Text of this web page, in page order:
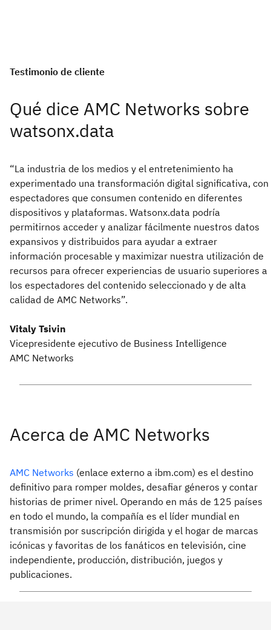
Testimonio de cliente
Qué dice AMC Networks sobre
watsonx.data
“La industria de los medios y el entretenimiento ha
experimentado una transformación digital significativa, con
espectadores que consumen contenido en diferentes
dispositivos y plataformas. Watsonx.data podría
permitirnos acceder y analizar fácilmente nuestros datos
expansivos y distribuidos para ayudar a extraer
información procesable y maximizar nuestra utilización de
recursos para ofrecer experiencias de usuario superiores a
los espectadores del contenido seleccionado y de alta
calidad de AMC Networks”.
Vitaly Tsivin
Vicepresidente ejecutivo de Business Intelligence
AMC Networks
Acerca de AMC Networks
AMC Networks (enlace externo a ibm.com) es el destino
definitivo para romper moldes, desafiar géneros y contar
historias de primer nivel. Operando en más de 125 países
en todo el mundo, la compañía es el líder mundial en
transmisión por suscripción dirigida y el hogar de marcas
icónicas y favoritas de los fanáticos en televisión, cine
independiente, producción, distribución, juegos y
publicaciones.